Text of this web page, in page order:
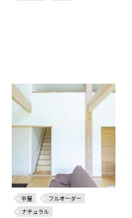
平屋
フルオーダー
ナチュラル